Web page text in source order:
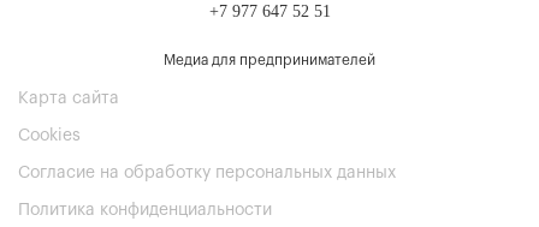
+7 977 647 52 51
Медиа для предпринимателей
Карта сайта
Cookies
Согласие на обработку персональных данных
Политика конфиденциальности